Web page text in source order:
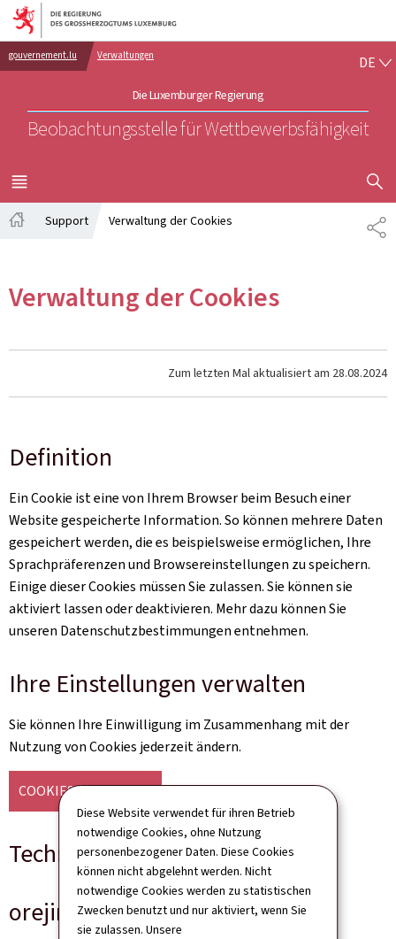
Diese Website verwendet für ihren Betrieb
notwendige Cookies, ohne Nutzung
personenbezogener Daten. Diese Cookies
können nicht abgelehnt werden. Nicht
notwendige Cookies werden zu statistischen
Zwecken benutzt und nur aktiviert, wenn Sie
sie zulassen. Unsere
Zur Hauptnavigation
Zum Inhalt
gouvernement.lu Verwaltungen
Die Luxemburger Regierung
Beobachtungsstelle für Wettbewerbsfähigkeit
DE
MENÜ
HAUPT-
Support Verwaltung der Cookies
Verwaltung der Cookies
Zum letzten Mal aktualisiert am 28.08.2024
Definition
Ein Cookie ist eine von Ihrem Browser beim Besuch einer
Website gespeicherte Information. So können mehrere Daten
gespeichert werden, die es beispielsweise ermöglichen, Ihre
Sprachpräferenzen und Browsereinstellungen zu speichern.
Einige dieser Cookies müssen Sie zulassen. Sie können sie
aktiviert lassen oder deaktivieren. Mehr dazu können Sie
unseren Datenschutzbestimmungen entnehmen.
Ihre Einstellungen verwalten
Sie können Ihre Einwilligung im Zusammenhang mit der
Nutzung von Cookies jederzeit ändern.
COOKIES VERWALTEN
Technische Cookies
orejime